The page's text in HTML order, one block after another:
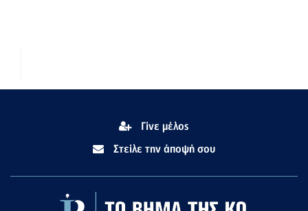
Γίνε μέλος
Στείλε την άποψή σου